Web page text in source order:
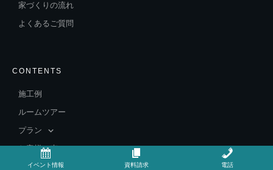
家づくりの流れ
よくあるご質問
CONTENTS
施工例
ルームツアー
プラン
お客様の声
家づくりの豆知識
イベント情報 資料請求 電話